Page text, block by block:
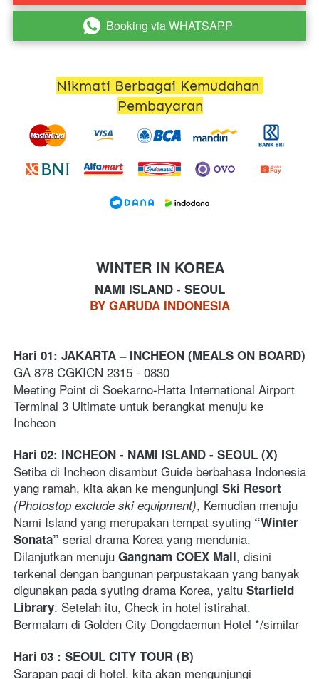
` Booking via WHATSAPP
Nikmati Berbagai Kemudahan
Pembayaran
WINTER IN KOREA
NAMI ISLAND - SEOUL
BY GARUDA INDONESIA
Hari 01: JAKARTA – INCHEON (MEALS ON BOARD)
GA 878 CGKICN 2315 - 0830
Meeting Point di Soekarno-Hatta International Airport
Terminal 3 Ultimate untuk berangkat menuju ke
Incheon
Hari 02: INCHEON - NAMI ISLAND - SEOUL (X)
Setiba di Incheon disambut Guide berbahasa Indonesia
yang ramah, kita akan ke mengunjungi Ski Resort
(Photostop exclude ski equipment), Kemudian menuju
Nami Island yang merupakan tempat syuting “Winter
Sonata” serial drama Korea yang mendunia.
Dilanjutkan menuju Gangnam COEX Mall, disini
terkenal dengan bangunan perpustakaan yang banyak
digunakan pada syuting drama Korea, yaitu Starfield
Library. Setelah itu, Check in hotel istirahat.
Hari 03 : SEOUL CITY TOUR (B)